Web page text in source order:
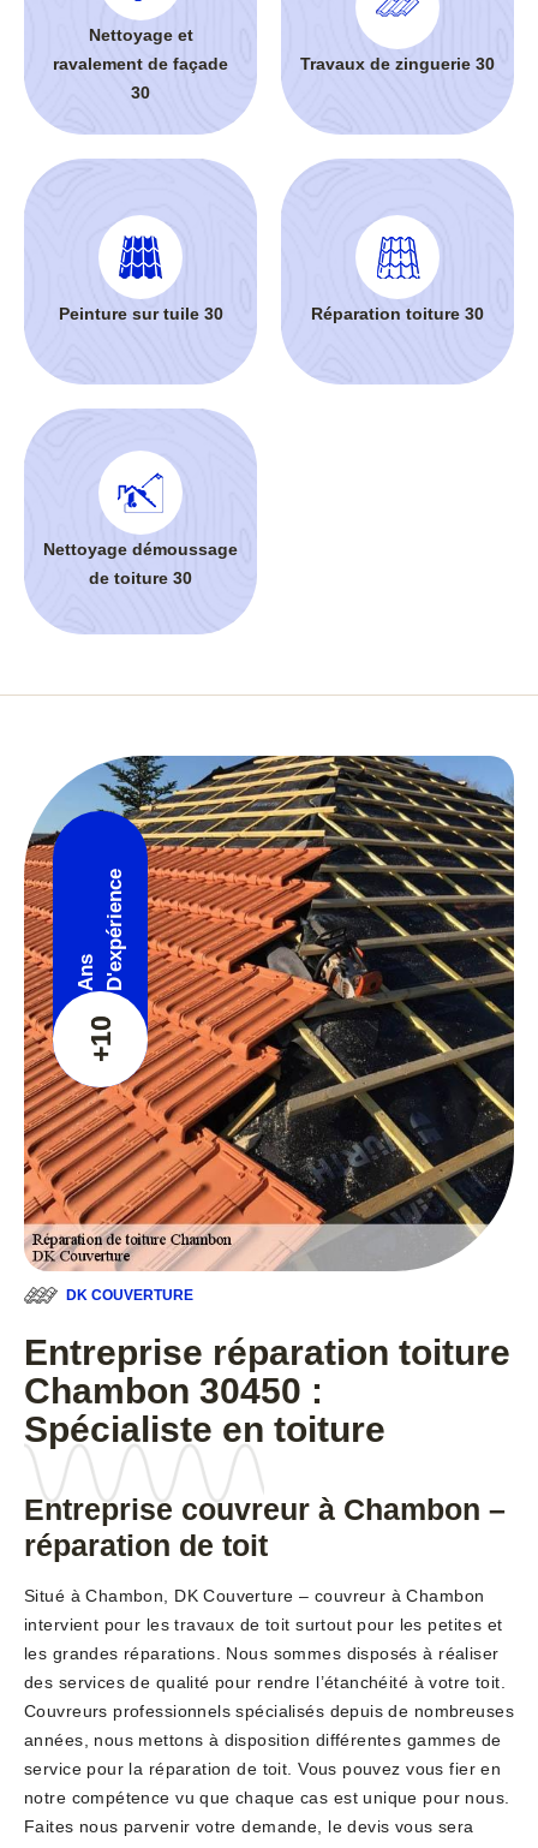
Nettoyage et
ravalement de façade
30
Travaux de zinguerie 30
Peinture sur tuile 30 Réparation toiture 30
Nettoyage démoussage
de toiture 30
+10
Ans D'expérience
DK COUVERTURE
Entreprise réparation toiture
Chambon 30450 :
Spécialiste en toiture
Entreprise couvreur à Chambon –
réparation de toit
Situé à Chambon, DK Couverture – couvreur à Chambon
intervient pour les travaux de toit surtout pour les petites et
les grandes réparations. Nous sommes disposés à réaliser
des services de qualité pour rendre l’étanchéité à votre toit.
Couvreurs professionnels spécialisés depuis de nombreuses
années, nous mettons à disposition différentes gammes de
service pour la réparation de toit. Vous pouvez vous fier en
notre compétence vu que chaque cas est unique pour nous.
Faites nous parvenir votre demande, le devis vous sera